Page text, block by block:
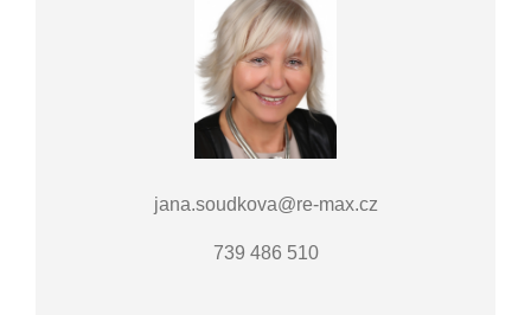
jana.soudkova@re-max.cz
739 486 510